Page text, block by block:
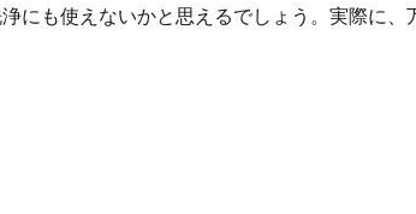
にも使えないかと思えるでしょう。実際に、